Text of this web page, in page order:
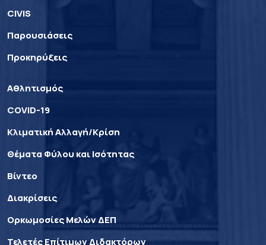
CIVIS
Παρουσιάσεις
Προκηρύξεις
Αθλητισμός
COVID-19
Κλιματική Αλλαγή/Κρίση
Θέματα Φύλου και Ισότητας
Βίντεο
Διακρίσεις
Ορκωμοσίες Μελών ΔΕΠ
Τελετές Επίτιμων Διδακτόρων